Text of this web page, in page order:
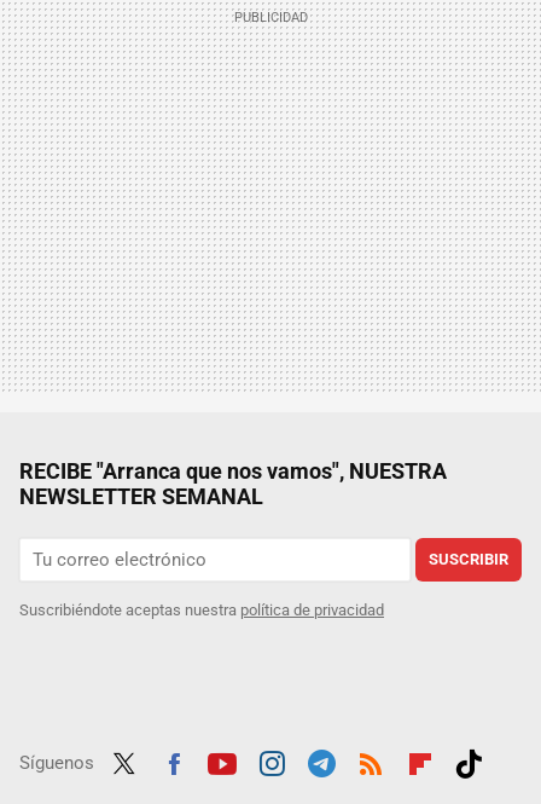
RECIBE "Arranca que nos vamos", NUESTRA
NEWSLETTER SEMANAL
SUSCRIBIR
Suscribiéndote aceptas nuestra política de privacidad
Síguenos